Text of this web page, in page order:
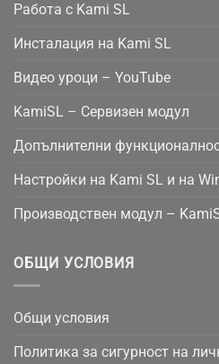
Работа с Kami SL
Инсталация на Kami SL
Видео уроци – YouTube
KamiSL – Сервизен модул
Допълнителни
Настройки на Kami SL и на
Производствен модул –
ОБЩИ УСЛОВИЯ
Общи условия
Политика за сигурност на